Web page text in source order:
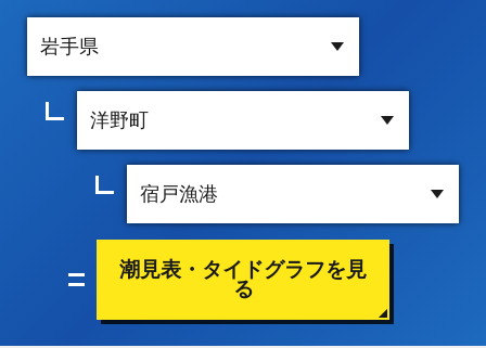
潮見表・タイドグラフを見
る